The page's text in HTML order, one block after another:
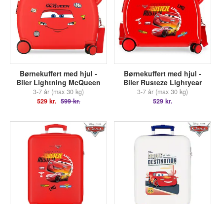
Børnekuffert med hjul -
Biler Lightning McQueen
3-7 år (max 30 kg)
529 kr. 599 kr.
Børnekuffert med hjul -
Biler Rusteze Lightyear
3-7 år (max 30 kg)
529 kr.